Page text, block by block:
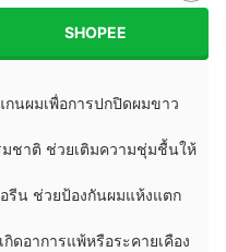
SHOPEE
นผมเพื่อการปกปิดผมขาว
ชาติ ช่วยเติมความชุ่มชื้นให้
รีน ช่วยป้องกันผมแห้งแตก
ดอาการแพ้หรือระคายเคือง